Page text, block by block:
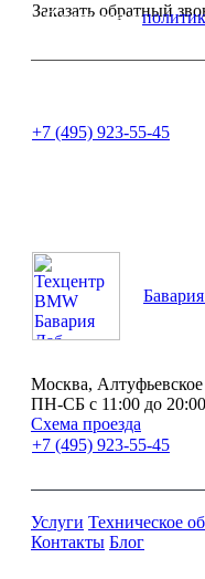
Заказать обратный
Я согласен с
+7 (495) 923-55-45
Москва,
ПН-СБ с 11:00 до 20:00
Схема проезда
+7 (495) 923-55-45
Услуги Техническое
Контакты Блог